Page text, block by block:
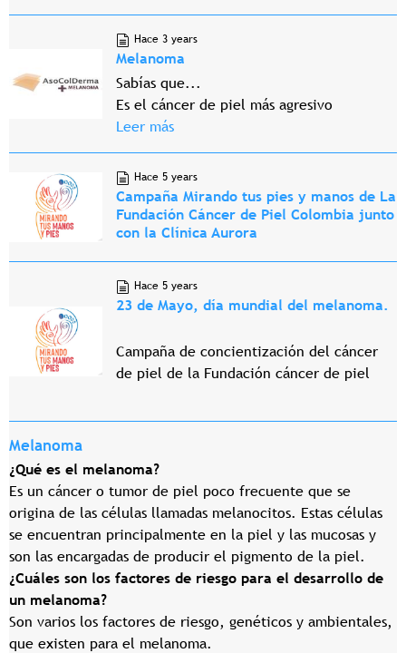
Hace 3 years
Melanoma
Sabías que...
Es el cáncer de piel más agresivo
Leer más
Hace 5 years
Campaña Mirando tus pies y manos de La
Fundación Cáncer de Piel Colombia junto
con la Clínica Aurora
Hace 5 years
23 de Mayo, día mundial del melanoma.
Campaña de concientización del cáncer
de piel de la Fundación cáncer de piel
Melanoma
¿Qué es el melanoma?
Es un cáncer o tumor de piel poco frecuente que se
origina de las células llamadas melanocitos. Estas células
se encuentran principalmente en la piel y las mucosas y
son las encargadas de producir el pigmento de la piel.
¿Cuáles son los factores de riesgo para el desarrollo de
un melanoma?
Son varios los factores de riesgo, genéticos y ambientales,
que existen para el melanoma.